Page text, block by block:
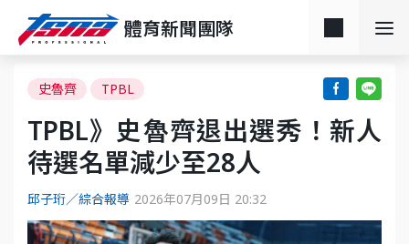
體育新聞團隊
史魯齊 TPBL
TPBL》史魯齊退出選秀！新人
待選名單減少至28人
邱子珩／綜合報導 2026年07月09日 20:32